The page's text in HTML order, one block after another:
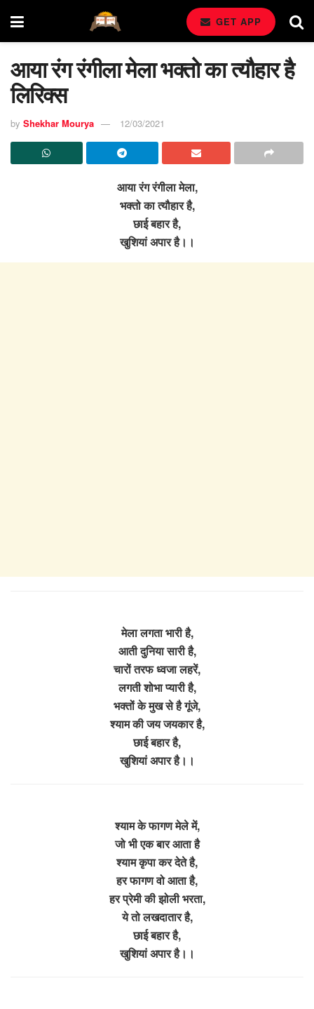
GET APP
आया रंग रंगीला मेला भक्तो का त्यौहार है
लिरिक्स
by Shekhar Mourya 12/03/2021
आया रंग रंगीला मेला,
भक्तो का त्यौहार है,
छाई बहार है,
खुशियां अपार है।।
मेला लगता भारी है,
आती दुनिया सारी है,
चारों तरफ ध्वजा लहरें,
लगती शोभा प्यारी है,
भक्तों के मुख से है गूंजे,
श्याम की जय जयकार है,
छाई बहार है,
खुशियां अपार है।।
श्याम के फागण मेले में,
जो भी एक बार आता है
श्याम कृपा कर देते है,
हर फागण वो आता है,
हर प्रेमी की झोली भरता,
ये तो लखदातार है,
छाई बहार है,
खुशियां अपार है।।